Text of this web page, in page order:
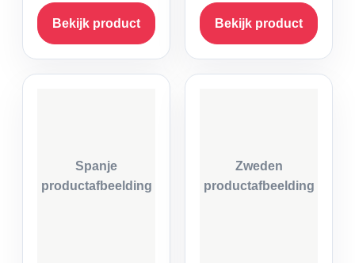
Bekijk product Bekijk product
Spanje
productafbeelding
Zweden
productafbeelding